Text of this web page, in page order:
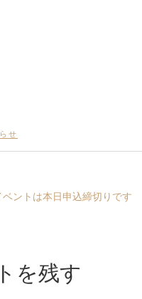
せ
ントは本日申込締切りです
を残す